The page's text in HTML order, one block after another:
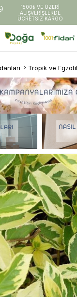
1500₺ VE ÜZERİ
ALIŞVERİŞLERDE
ÜCRETSİZ KARGO
Tropik ve